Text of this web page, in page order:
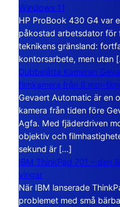
Windows 11
HP ProBook 430 G4 var
påkostad arbetsdator för
teknikens gränsland:
kontorsarbete, men utan
Dubbelåtta Kameran
filmkamera från 8 mm-
Gevaert Automatic är en
kamera från tiden före
Agfa. Med fjäderdriven
objektiv och
sekund är […]
IBM ThinkPad 701 – den
vingar
När IBM lanserade
problemet med små